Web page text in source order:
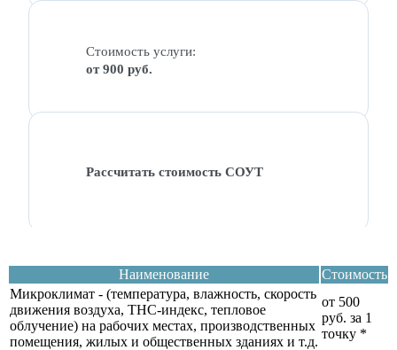
Стоимость услуги:
от 900 руб.
Рассчитать стоимость СОУТ
Наименование
Стоимость
Микроклимат - (температура, влажность, скорость
движения воздуха, ТНС-индекс, тепловое
облучение) на рабочих местах, производственных
помещения, жилых и общественных зданиях и т.д.
от 500
руб. за 1
точку *